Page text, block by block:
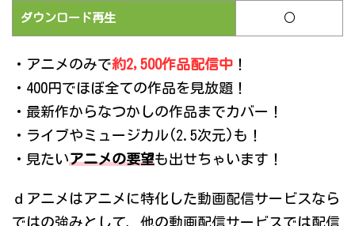
ダウンロード再生 ○
・アニメのみで約2,500作品配信中 ！
・400円でほぼ全ての作品を見放題！
・最新作からなつかしの作品までカバー！
・ライブやミュージカル(2.5次元)も！
・見たいアニメの要望も出せちゃいます！
ｄアニメはアニメに特化した動画配信サービスなら
ではの強みとして、他の動画配信サービスでは配信